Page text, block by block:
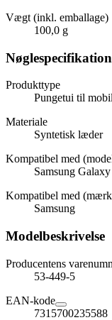
Vægt (inkl. emballage)
100,0 g
Nøglespecifikation
Produkttype
Pungetui til
Materiale
Syntetisk læder
Kompatibel med
Samsung
Kompatibel med
Samsung
Modelbeskrivelse
Producentens
53-449-5
EAN-kode
7315700235588